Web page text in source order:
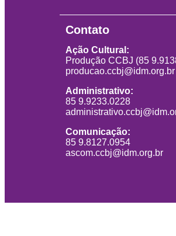
Contato
Ação Cultural:
Produção CCBJ (85
producao.ccbj@idm.org.br
Administrativo:
85 9.9233.0228
Comunicação:
85 9.8127.0954
ascom.ccbj@idm.org.br